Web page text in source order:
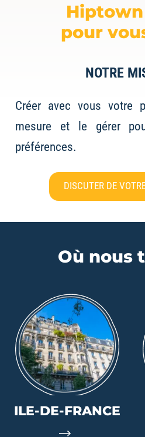
pour
NOTRE
Créer avec vous votre
mesure et le gérer
préférences.
DISCUTER DE
Où nous
ILE-DE-FRANCE